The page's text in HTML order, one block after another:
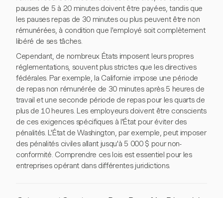
pauses de 5 à 20 minutes doivent être payées, tandis que
les pauses repas de 30 minutes ou plus peuvent être non
rémunérées, à condition que l'employé soit complètement
libéré de ses tâches.
Cependant, de nombreux États imposent leurs propres
réglementations, souvent plus strictes que les directives
fédérales. Par exemple, la Californie impose une période
de repas non rémunérée de 30 minutes après 5 heures de
travail et une seconde période de repas pour les quarts de
plus de 10 heures. Les employeurs doivent être conscients
de ces exigences spécifiques à l'État pour éviter des
pénalités. L'État de Washington, par exemple, peut imposer
des pénalités civiles allant jusqu'à 5 000 $ pour non-
conformité. Comprendre ces lois est essentiel pour les
entreprises opérant dans différentes juridictions.